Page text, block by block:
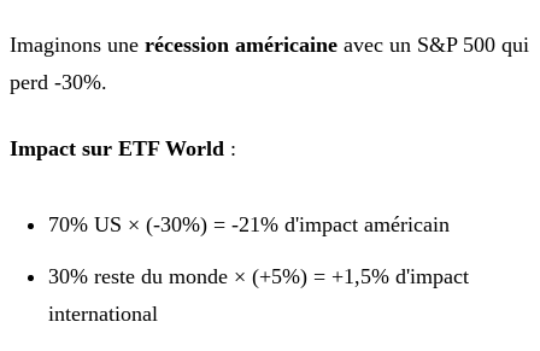
Imaginons une récession américaine avec un S&P 500 qui
perd -30%.
Impact sur ETF World :
70% US × (-30%) = -21% d'impact américain
30% reste du monde × (+5%) = +1,5% d'impact
international